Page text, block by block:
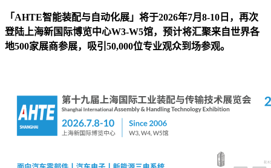
「AHTE智能装配与自动化展」将于2026年7月8-10日，再次
登陆上海新国际博览中心W3-W5馆，预计将汇聚来自世界各
地500家展商参展，吸引50,000位专业观众到场参观。